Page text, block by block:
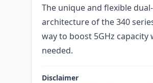
The unique and flexible
architecture of the 340
way to boost 5GHz capacity
needed.
Disclaimer